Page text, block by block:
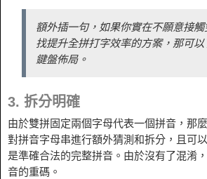
額外插一句，如果你實在不願意接
找提升全拼打字效率的方案，那可
鍵盤佈局。
3. 拆分明確
由於雙拼固定兩個字母代表一個拼音，那
對拼音字母串進行額外猜測和拆分，且可
是準確合法的完整拼音。由於沒有了混淆
音的重碼。